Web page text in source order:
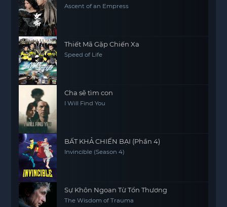
Ascent of an Empress
Thiết Mã Gặp Chiến Xa
Speed of Life
Cha sẽ tìm con
I Will Find You
BẤT KHẢ CHIẾN BẠI (Phần 4)
Invincible (Season 4)
Sự Khôn Ngoan Từ Tổn Thương
The Wisdom of Trauma